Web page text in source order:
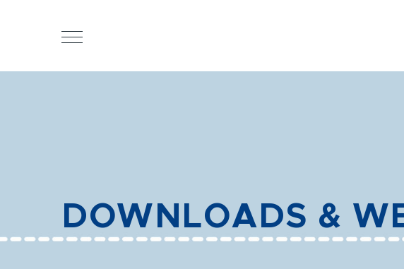
DOWNLOADS &